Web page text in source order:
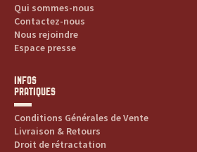
Qui sommes-nous
Contactez-nous
Nous rejoindre
Espace presse
INFOS
PRATIQUES
Conditions Générales de Vente
Livraison & Retours
Droit de rétractation